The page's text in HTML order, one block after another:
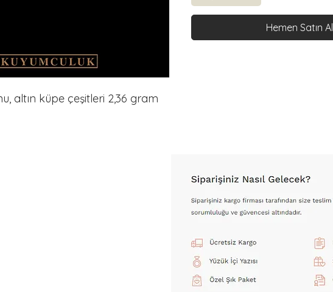
altın küpe çeşitleri 2,36 gram
Hemen Satın Al